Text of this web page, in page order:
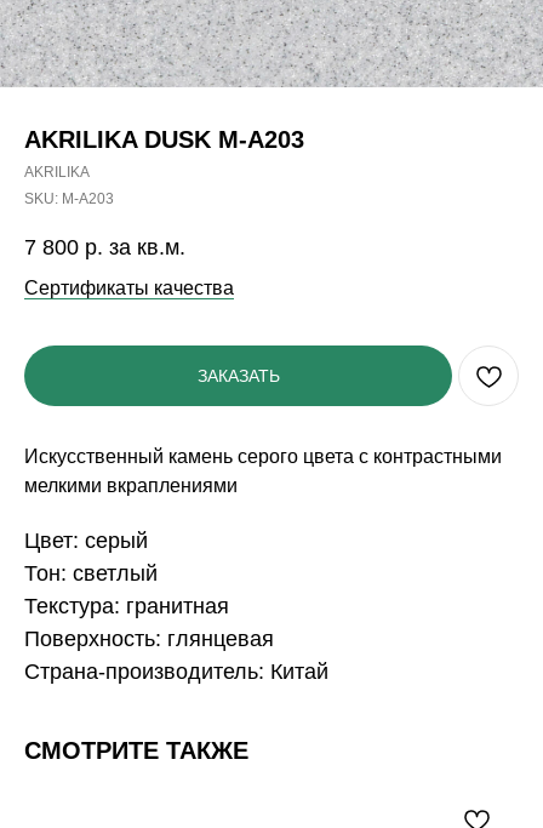
AKRILIKA DUSK M-A203
AKRILIKA
SKU: M-A203
7 800 р. за кв.м.
Сертификаты качества
ЗАКАЗАТЬ
Искусственный камень серого цвета с контрастными
мелкими вкраплениями
Цвет: серый
Тон: светлый
Текстура: гранитная
Поверхность: глянцевая
Страна-производитель: Китай
СМОТРИТЕ ТАКЖЕ